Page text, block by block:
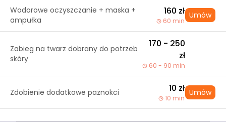
Wodorowe oczyszczanie + maska +
ampułka
160 zł
60 min
Umów
Zabieg na twarz dobrany do potrzeb
skóry
170 - 250
zł
60 - 90 min
Zdobienie dodatkowe paznokci 10 zł
10 min
Umów